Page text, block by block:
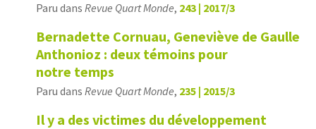
Paru dans Revue Quart Monde, 243 | 2017/3
Bernadette Cornuau, Geneviève de Gaulle
Anthonioz : deux témoins pour
notre temps
Paru dans Revue Quart Monde, 235 | 2015/3
Il y a des victimes du développement